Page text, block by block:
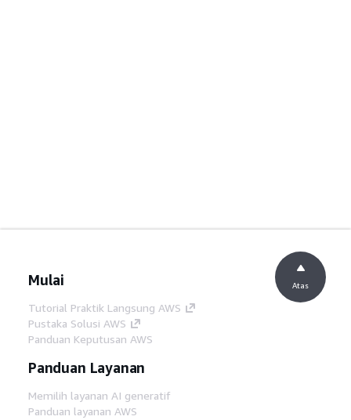
Mulai
Tutorial Praktik Langsung AWS
Pustaka Solusi AWS
Panduan Keputusan AWS
Panduan Layanan
Memilih layanan AI generatif
Panduan layanan AWS
Atas